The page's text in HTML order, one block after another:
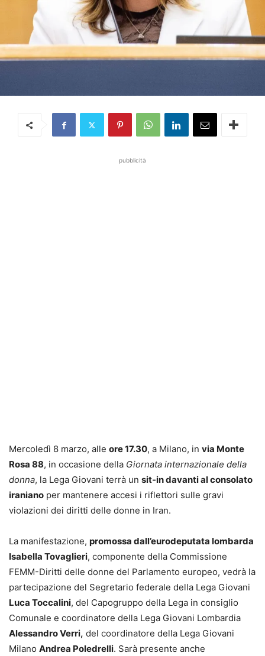
pubblicità
Mercoledì 8 marzo, alle ore 17.30, a Milano, in via Monte
Rosa 88, in occasione della Giornata internazionale della
donna, la Lega Giovani terrà un sit-in davanti al consolato
iraniano per mantenere accesi i riflettori sulle gravi
violazioni dei diritti delle donne in Iran.
La manifestazione, promossa dall’eurodeputata lombarda
Isabella Tovaglieri, componente della Commissione
FEMM-Diritti delle donne del Parlamento europeo, vedrà la
partecipazione del Segretario federale della Lega Giovani
Luca Toccalini, del Capogruppo della Lega in consiglio
Comunale e coordinatore della Lega Giovani Lombardia
Alessandro Verri, del coordinatore della Lega Giovani
Milano Andrea Poledrelli. Sarà presente anche